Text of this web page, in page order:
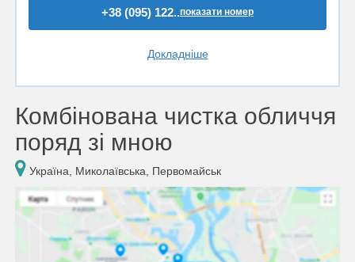
+38 (095) 122..показати номер
Докладніше
Комбінована чистка обличчя
поряд зі мною
Україна, Миколаївська, Первомайськ